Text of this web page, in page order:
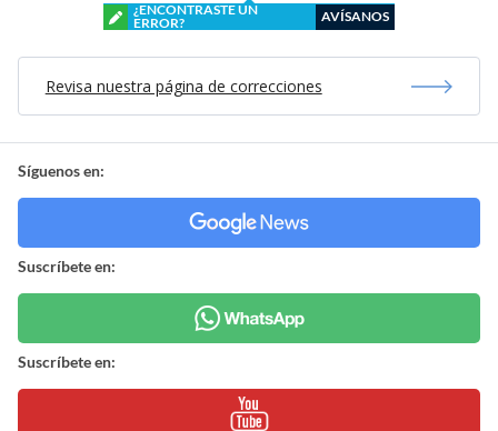
¿ENCONTRASTE UN
ERROR?
AVÍSANOS
Revisa nuestra página de correcciones
Síguenos en:
Suscríbete en:
Suscríbete en: